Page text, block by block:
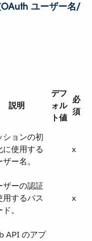
ユーザー名/
説明
デフ
ォル
ト値
必
須
ションの初
に使用する
ー名。
x
ザーの認証
用するパス
。
x
API のアプ